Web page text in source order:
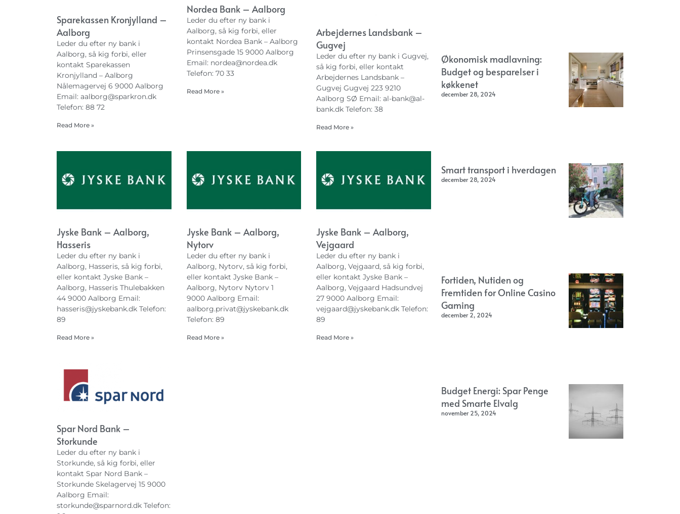
Sparekassen Kronjylland –
Aalborg
Leder du efter ny bank i
Aalborg, så kig forbi, eller
kontakt Sparekassen
Kronjylland – Aalborg
Nålemagervej 6 9000 Aalborg
Email: aalborg@sparkron.dk
Telefon: 88 72
Read More »
Nordea Bank – Aalborg
Leder du efter ny bank i
Aalborg, så kig forbi, eller
kontakt Nordea Bank – Aalborg
Prinsensgade 15 9000 Aalborg
Email: nordea@nordea.dk
Telefon: 70 33
Read More »
Arbejdernes Landsbank –
Gugvej
Leder du efter ny bank i Gugvej,
så kig forbi, eller kontakt
Arbejdernes Landsbank –
Gugvej Gugvej 223 9210
Aalborg SØ Email:al-bank@al-
bank.dk Telefon: 38
Read More »
Jyske Bank – Aalborg,
Hasseris
Leder du efter ny bank i
Aalborg, Hasseris, så kig forbi,
eller kontakt Jyske Bank –
Aalborg, Hasseris Thulebakken
44 9000 Aalborg Email:
hasseris@jyskebank.dk Telefon:
89
Read More »
Jyske Bank – Aalborg,
Nytorv
Leder du efter ny bank i
Aalborg, Nytorv, så kig forbi,
eller kontakt Jyske Bank –
Aalborg, Nytorv Nytorv 1
9000 Aalborg Email:
aalborg.privat@jyskebank.dk
Telefon: 89
Read More »
Jyske Bank – Aalborg,
Vejgaard
Leder du efter ny bank i
Aalborg, Vejgaard, så kig forbi,
eller kontakt Jyske Bank –
Aalborg, Vejgaard Hadsundvej
27 9000 Aalborg Email:
vejgaard@jyskebank.dk Telefon:
89
Read More »
Spar Nord Bank –
Storkunde
Leder du efter ny bank i
Storkunde, så kig forbi, eller
kontakt Spar Nord Bank –
Storkunde Skelagervej 15 9000
Aalborg Email:
storkunde@sparnord.dk Telefon:
Økonomisk madlavning:
Budget og besparelser i
køkkenet
december 28, 2024
Smart transport i hverdagen
december 28, 2024
Fortiden, Nutiden og
Fremtiden for Online Casino
Gaming
december 2, 2024
Budget Energi: Spar Penge
med Smarte Elvalg
november 25, 2024